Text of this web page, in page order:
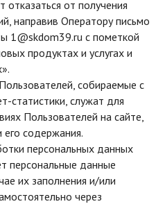
от получения
направив Оператору письмо
1@skdom39.ru с пометкой
продуктах и услугах и
собираемые с
статистики, служат для
Пользователей на сайте,
его содержания.
персональных данных
персональные данные
их заполнения и/или
через